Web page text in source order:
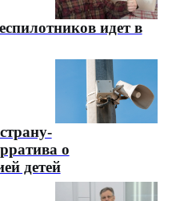
идет в
о
детей